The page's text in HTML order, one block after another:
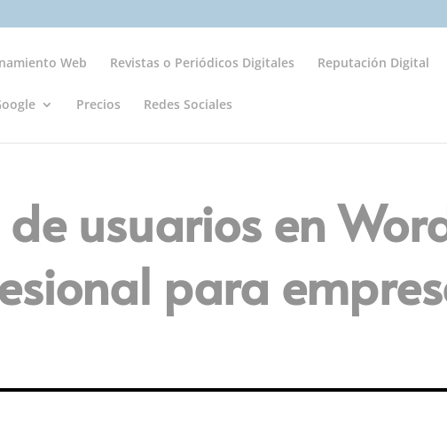
Web Revistas o Periódicos Digitales Reputación Digital
Precios Redes Sociales
usuarios en
para